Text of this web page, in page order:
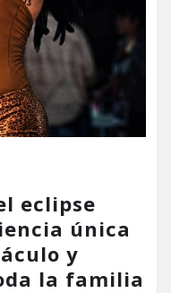
eclipse
única
y
la familia